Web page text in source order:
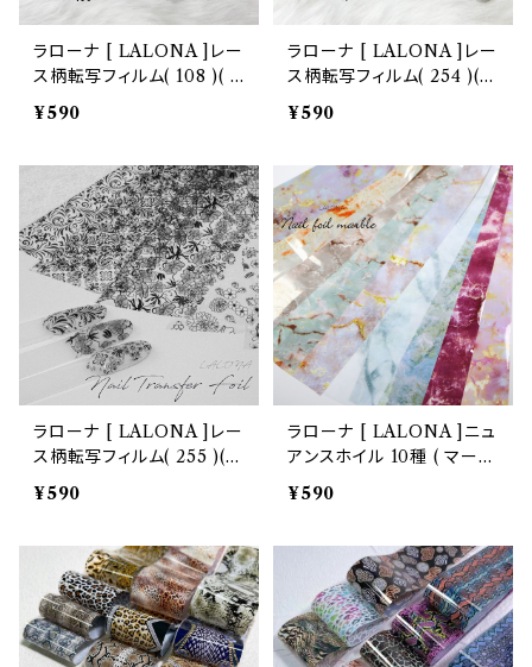
ラローナ [ LALONA ]レー
ス柄転写フィルム( 108 )( 1
0種セット20cm) ジェルネ
イル/ネイルアート/転写フィ
¥590
ラローナ [ LALONA ]レー
ス柄転写フィルム( 254 )( 1
0種セット20cm) ジェルネ
イル/ネイルアート/転写フィ
ル
¥590
ラローナ [ LALONA ]レー
ス柄転写フィルム( 255 )( 1
0種セット20cm) ジェルネ
イル/ネイルアート/転写フィ
¥590
ラローナ [ LALONA ]ニュ
アンスホイル 10種 ( マーブ
ル柄大理石系 )ジェルネイ
ル/ネイルアート/ホログラ
ンドメイド
¥590